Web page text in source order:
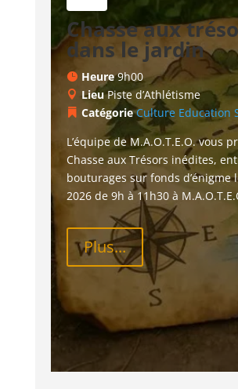
Chasse aux
dans le jardin
Heure9h00
LieuPiste d’Athlétisme
CatégorieCulture Education
L’équipe de M.A.O.T.E.O. vous
Chasse aux Trésors inédites,
bouturages sur fonds d’énigme
2026 de 9h à 11h30 à
Plus...